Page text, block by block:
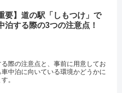
要】道の駅「しもつけ」で
泊する際の3つの注意点！
際の注意点と、事前に用意してお
中泊に向いている環境かどうかに
。